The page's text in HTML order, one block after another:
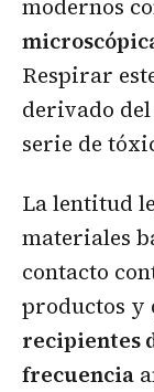
modernos
Respirar
derivado
serie de
La lentitud
materiales
contacto
productos y
recipientes
frecuencia